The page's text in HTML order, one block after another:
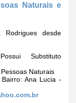
Naturais e
Rodrigues desde
Substituto
Naturais
Ana Lucia -